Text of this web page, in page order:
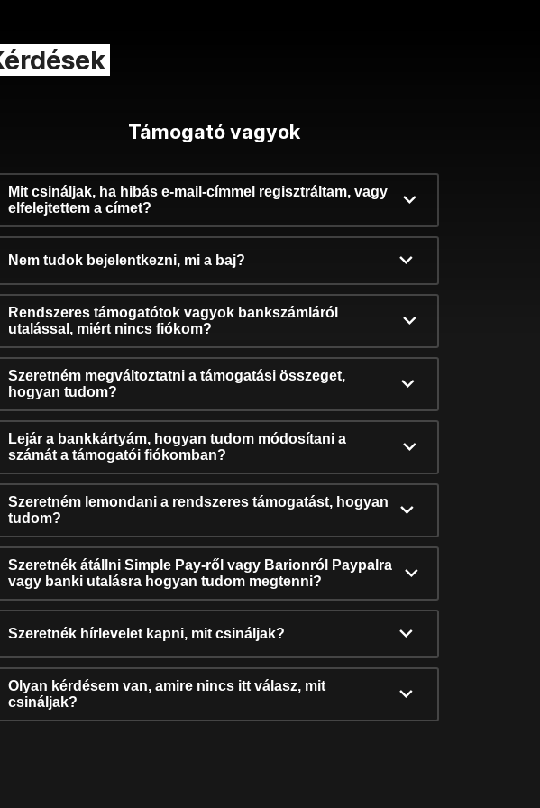
Támogató vagyok
Mit csináljak, ha hibás e-mail-címmel regisztráltam, vagy
elfelejtettem a címet?
Nem tudok bejelentkezni, mi a baj?
Rendszeres támogatótok vagyok bankszámláról
utalással, miért nincs fiókom?
Szeretném megváltoztatni a támogatási összeget,
hogyan tudom?
Lejár a bankkártyám, hogyan tudom módosítani a
számát a támogatói fiókomban?
Szeretném lemondani a rendszeres támogatást, hogyan
tudom?
Szeretnék átállni Simple Pay-ről vagy Barionról Paypalra
vagy banki utalásra hogyan tudom megtenni?
Szeretnék hírlevelet kapni, mit csináljak?
Olyan kérdésem van, amire nincs itt válasz, mit
csináljak?